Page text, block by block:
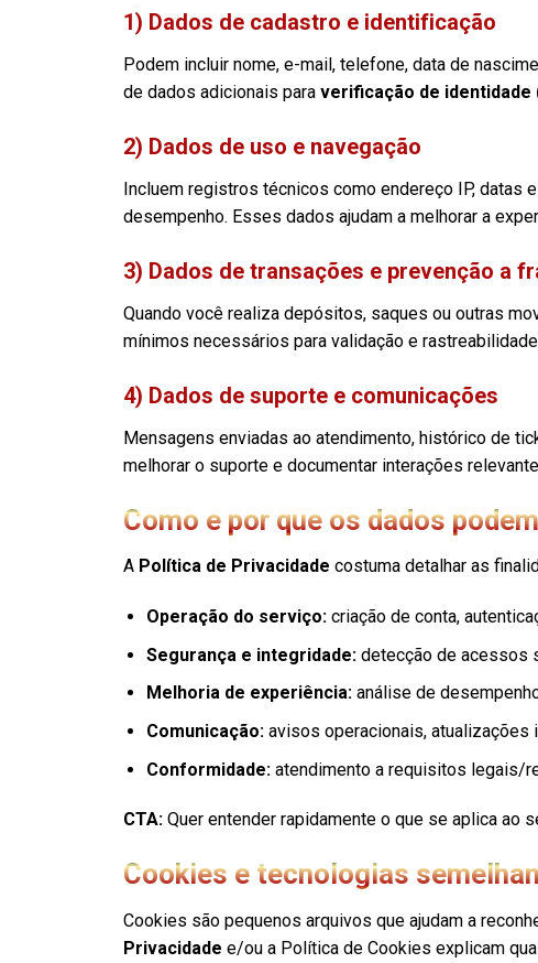
1) Dados de cadastro e identificação
Podem incluir nome, e-mail, telefone, data de
de dados adicionais para verificação de identidade
2) Dados de uso e navegação
Incluem registros técnicos como endereço IP,
desempenho. Esses dados ajudam a melhorar a
3) Dados de transações e prevenção a
Quando você realiza depósitos, saques ou outras
mínimos necessários para validação e
4) Dados de suporte e comunicações
Mensagens enviadas ao atendimento, histórico de
melhorar o suporte e documentar interações
Como e por que os dados
A Política de Privacidade costuma detalhar as
Operação do serviço:criação de conta,
Segurança e integridade:detecção de acessos
Melhoria de experiência:análise de
Comunicação:avisos operacionais, atualizações
Conformidade:atendimento a requisitos legais/
CTA: Quer entender rapidamente o que se aplica ao
Cookies e tecnologias
Cookies são pequenos arquivos que ajudam a
Privacidade e/ou a Política de Cookies explicam